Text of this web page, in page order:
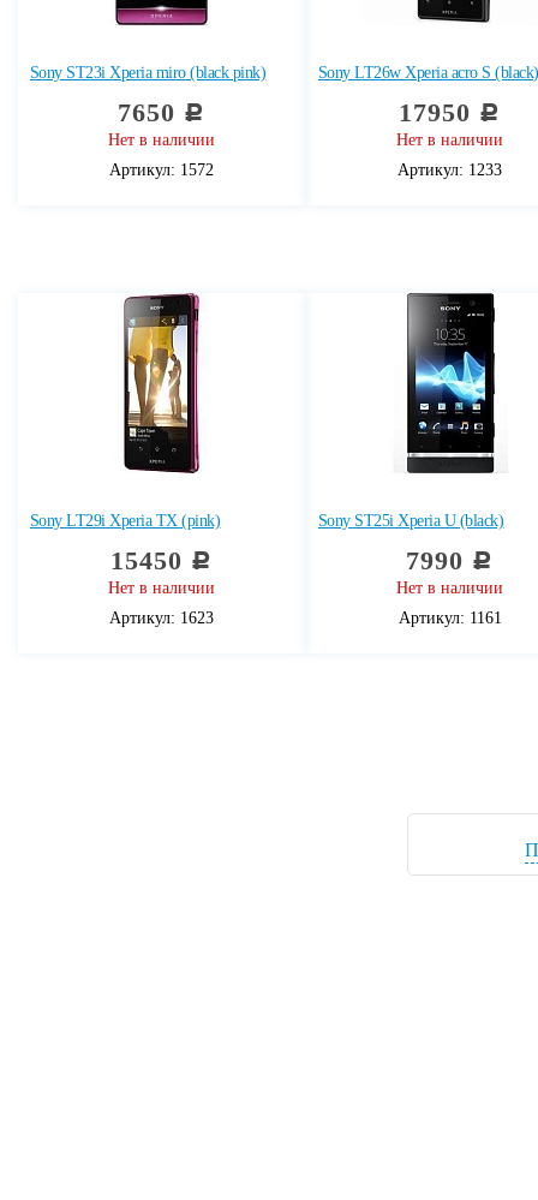
Sony ST23i Xperia miro (black pink)
7650 c
Нет в наличии
Артикул: 1572
Sony LT26w Xperia acro S (black)
17950 c
Нет в наличии
Артикул: 1233
Sony LT29i Xperia TX (pink)
15450 c
Нет в наличии
Артикул: 1623
Sony ST25i Xperia U (black)
7990 c
Нет в наличии
Артикул: 1161